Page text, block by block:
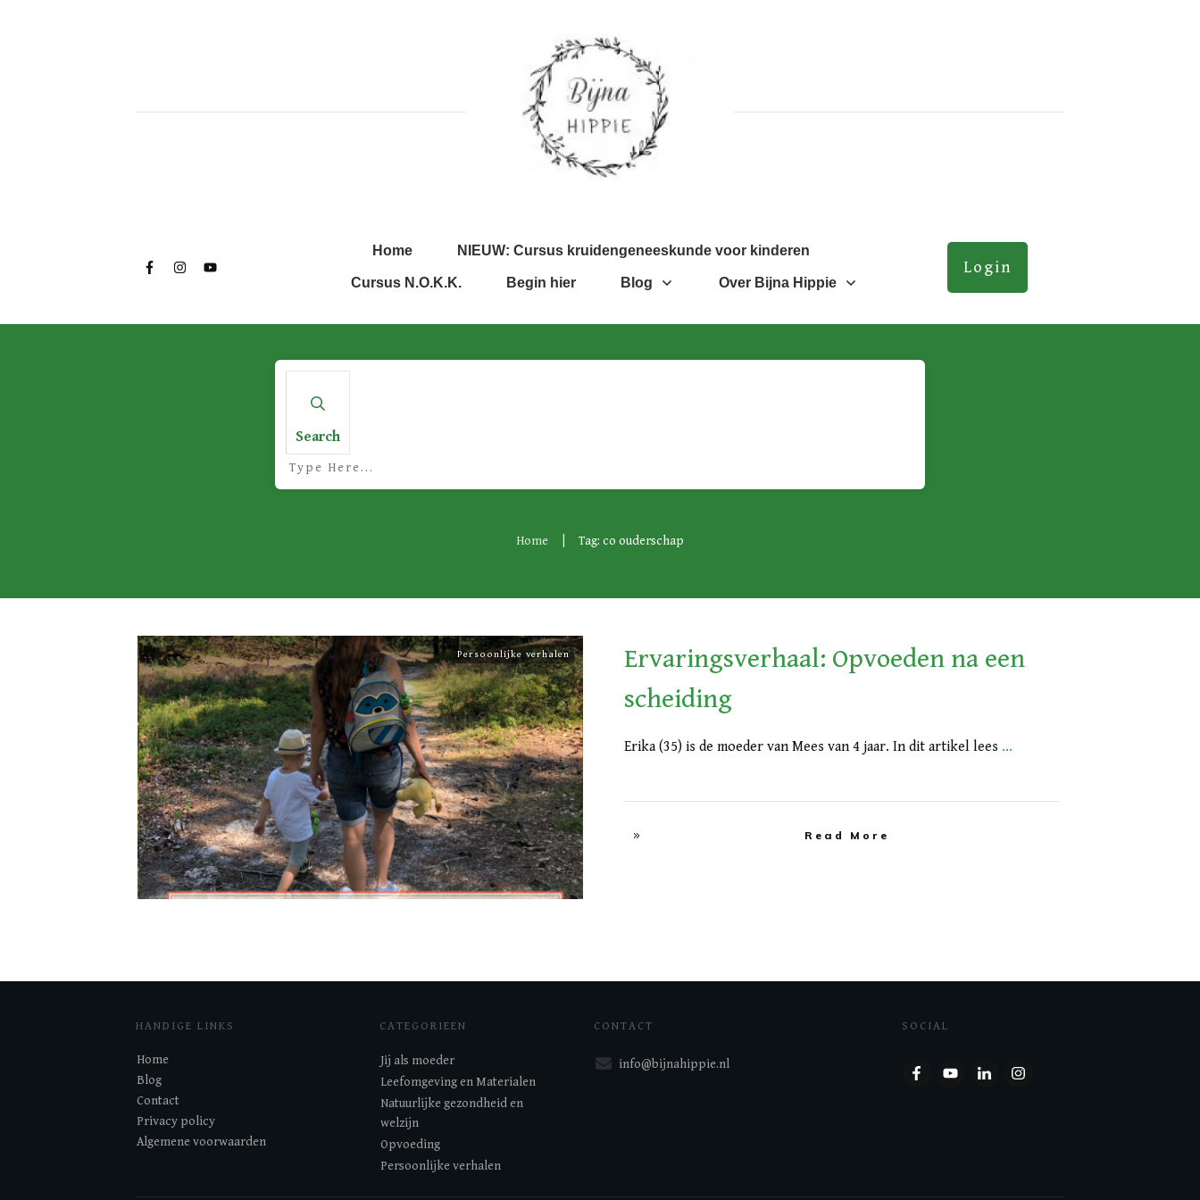
Home NIEUW: Cursus kruidengeneeskunde voor kinderen
Cursus N.O.K.K. Begin hier Blog Over Bijna Hippie
Login
Search
Home Tag: co ouderschap
Persoonlijke verhalen
Ervaringsverhaal: Opvoeden na een
scheiding
Erika (35) is de moeder van Mees van 4 jaar. In dit artikel lees ...
Read More
HANDIGE LINKS
Home
Blog
Contact
Privacy policy
Algemene voorwaarden
CATEGORIEEN
Jij als moeder
Leefomgeving en Materialen
Natuurlijke gezondheid en
welzijn
Opvoeding
Persoonlijke verhalen
CONTACT
info@bijnahippie.nl
SOCIAL